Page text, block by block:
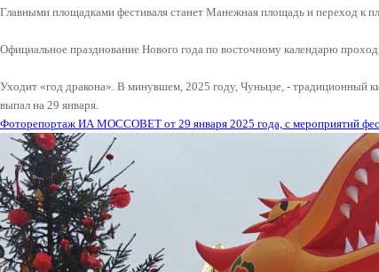
Главными площадками фестиваля станет Манежная площадь и переход к
Официальное празднование Нового года по восточному календарю
Уходит «год дракона». В минувшем, 2025 году, Чуньцзе, - традиционный
выпал на 29 января.
Фоторепортаж ИА МОССОВЕТ от 29 января 2025 года, с мероприятий